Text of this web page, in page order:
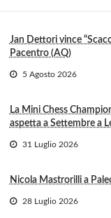
Jan Dettori vince
Pacentro (AQ)
5 Agosto 2026
La Mini Chess
aspetta a Settembre a
31 Luglio 2026
Nicola Mastrorilli a
28 Luglio 2026